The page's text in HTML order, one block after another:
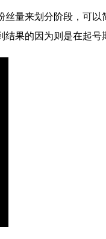
量来划分阶段，可
果的因为则是在起号